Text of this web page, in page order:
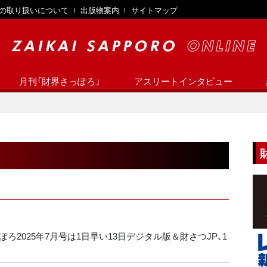
取り扱いについて 出版物案内 サイトマップ
月刊「財界さっぽろ」 アスリートインタビュー
ろ2025年7月号は1日早い13日デジタル版＆財さつJP、1